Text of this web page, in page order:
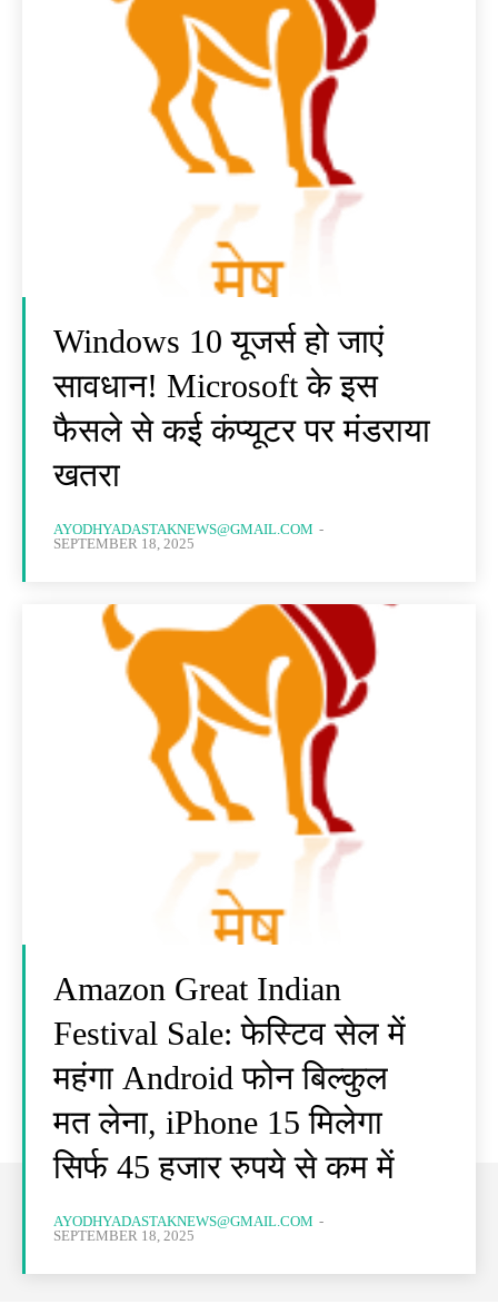
Windows 10 यूजर्स हो जाएं
सावधान! Microsoft के इस
फैसले से कई कंप्यूटर पर मंडराया
खतरा
AYODHYADASTAKNEWS@GMAIL.COM -
SEPTEMBER 18, 2025
Amazon Great Indian
Festival Sale: फेस्टिव सेल में
महंगा Android फोन बिल्कुल
मत लेना, iPhone 15 मिलेगा
सिर्फ 45 हजार रुपये से कम में
AYODHYADASTAKNEWS@GMAIL.COM -
SEPTEMBER 18, 2025